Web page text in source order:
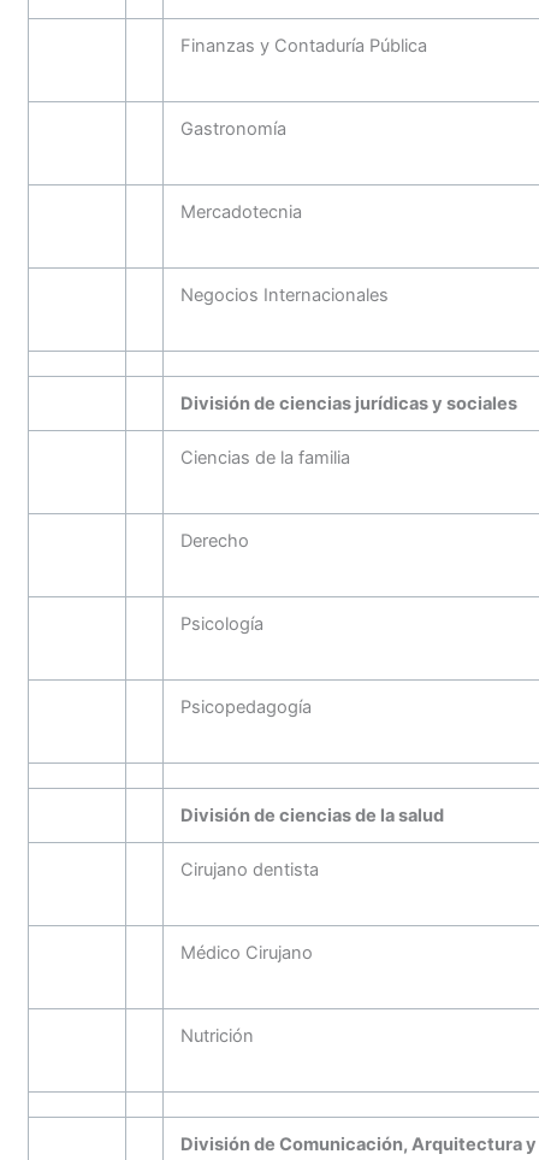
Finanzas y Contaduría Pública
Gastronomía
Mercadotecnia
Negocios Internacionales
División de ciencias jurídicas y sociales
Ciencias de la familia
Derecho
Psicología
Psicopedagogía
División de ciencias de la salud
Cirujano dentista
Médico Cirujano
Nutrición
División de Comunicación, Arquitectura y